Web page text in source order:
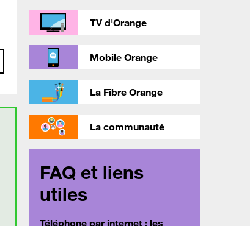
TV d'Orange
Mobile Orange
La Fibre Orange
La communauté
FAQ et liens
utiles
Téléphone par internet : les